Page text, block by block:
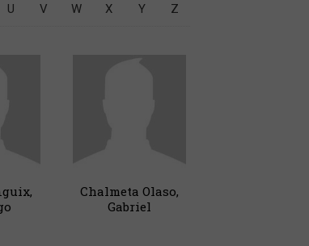
U V W X Y Z
Chalmeta Olaso,
Gabriel